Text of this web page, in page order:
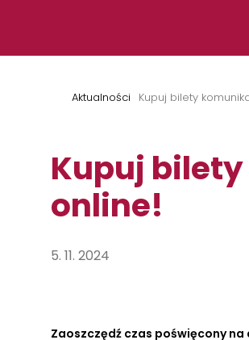
Aktualności Kupuj bilety
Kupuj
online!
5. 11. 2024
Zaoszczędź czas poświęcony